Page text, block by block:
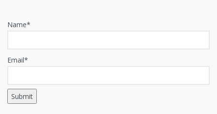
Name*
Email*